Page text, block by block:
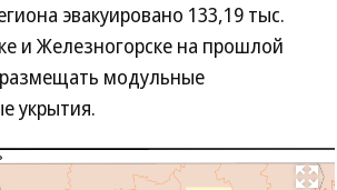
эвакуировано 133,19 тыс.
и Железногорске на прошлой
модульные
укрытия.